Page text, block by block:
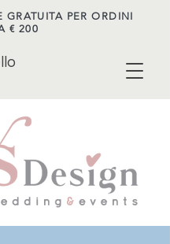
GRATUITA PER ORDINI
€ 200